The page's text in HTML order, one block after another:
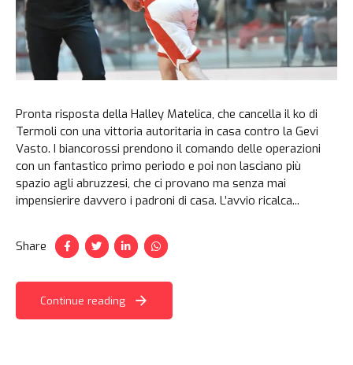
Pronta risposta della Halley Matelica, che cancella il ko di
Termoli con una vittoria autoritaria in casa contro la Gevi
Vasto. I biancorossi prendono il comando delle operazioni
con un fantastico primo periodo e poi non lasciano più
spazio agli abruzzesi, che ci provano ma senza mai
impensierire davvero i padroni di casa. L’avvio ricalca...
Share
Continue reading